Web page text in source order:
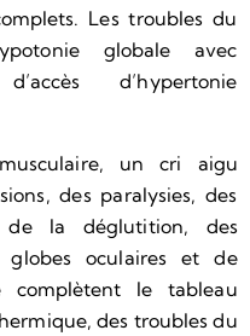
Les troubles du
globale avec
d’hypertonie
un cri aigu
des paralysies, des
la déglutition, des
globes oculaires et de
complètent le tableau
des troubles du